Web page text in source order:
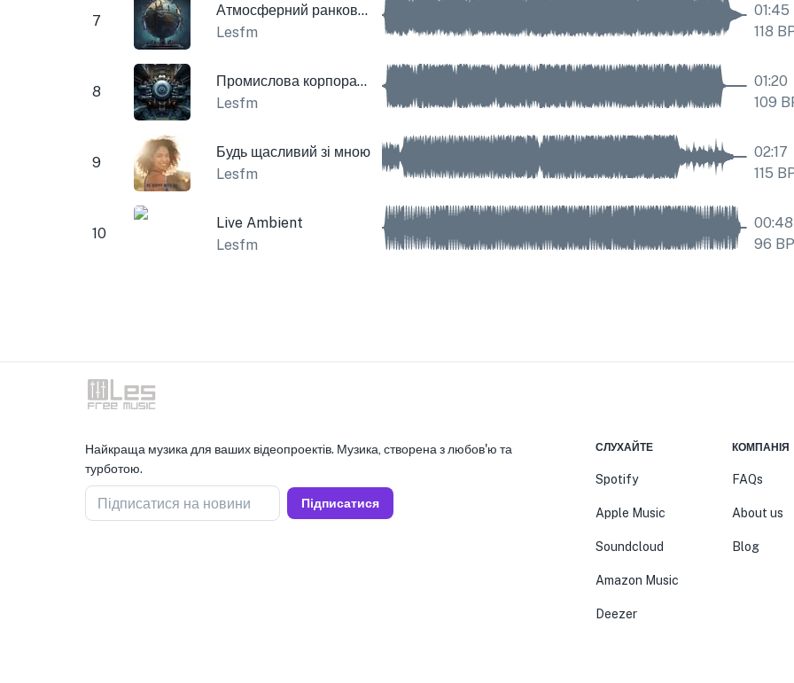
7
Атмосферний ранковий корпоратив
Lesfm
01:45
118
8
Промислова корпорація
Lesfm
01:20
109
9
Будь щасливий зі мною
Lesfm
02:17
115
10
Live Ambient
Lesfm
00:48
96
Найкраща музика для ваших відеопроектів. Музика, створена з любов'ю та
турботою.
Підписатися на новини Підписатися
СЛУХАЙТЕ
Spotify
Apple Music
Soundcloud
Amazon Music
Deezer
КОМПАНІЯ
FAQs
About us
Blog